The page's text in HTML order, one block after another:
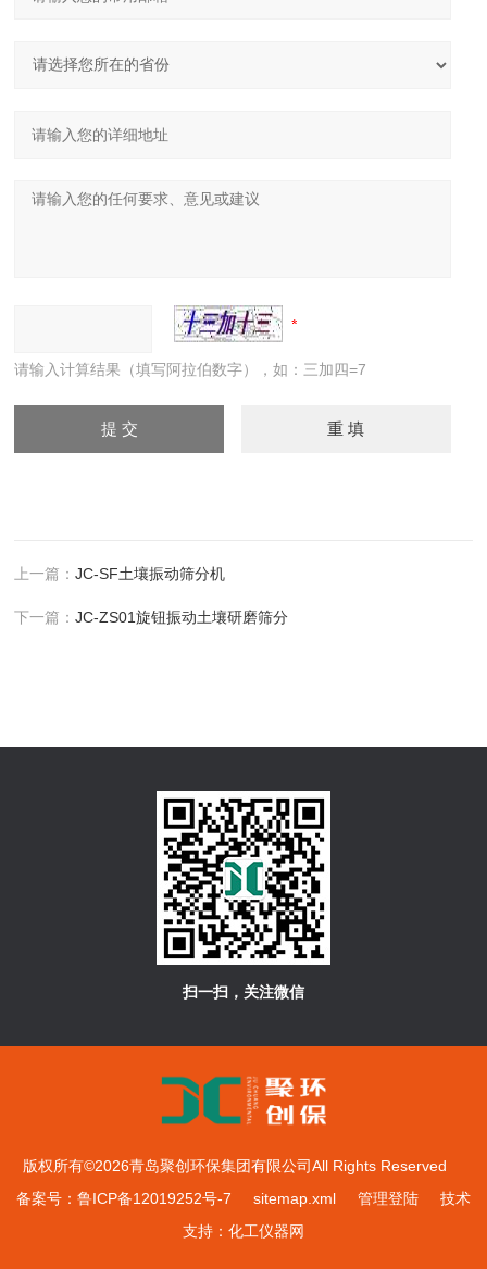
请输入计算结果（填写阿拉伯数字），如：三加四=7
上一篇：JC-SF土壤振动筛分机
下一篇：JC-ZS01旋钮振动土壤研磨筛分
扫一扫，关注微信
版权所有©2026青岛聚创环保集团有限公司All Rights Reserved
备案号：鲁ICP备12019252号-7
sitemap.xml 管理登陆技术
支持： 化工仪器网